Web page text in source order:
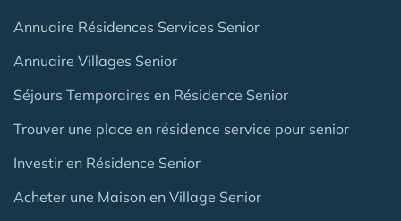
Annuaire Résidences Services Senior
Annuaire Villages Senior
Séjours Temporaires en Résidence Senior
Trouver une place en résidence service pour senior
Investir en Résidence Senior
Acheter une Maison en Village Senior